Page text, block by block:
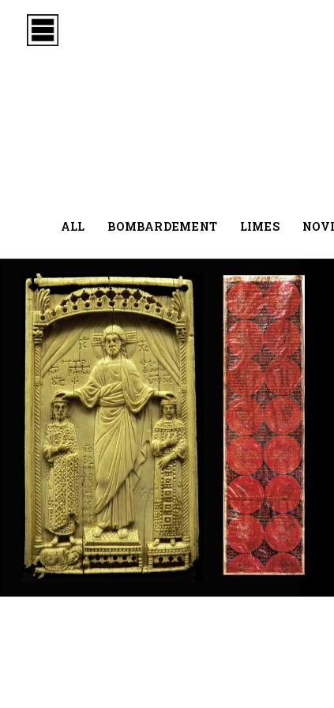
ALL BOMBARDEMENT LIMES